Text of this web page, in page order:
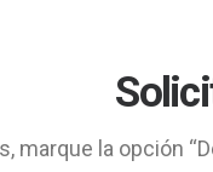
marque la opción